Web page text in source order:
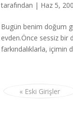
tarafından | Haz 5,
Bugün benim doğum
evden.Önce sessiz bir
farkındalıklarla, içimin
« Eski Girişler